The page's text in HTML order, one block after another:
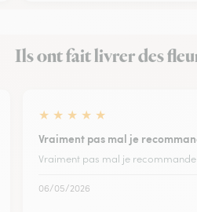
Ils ont fait livrer des
★ ★ ★ ★ ★
Vraiment pas mal je
Vraiment pas mal je recommande
06/05/2026